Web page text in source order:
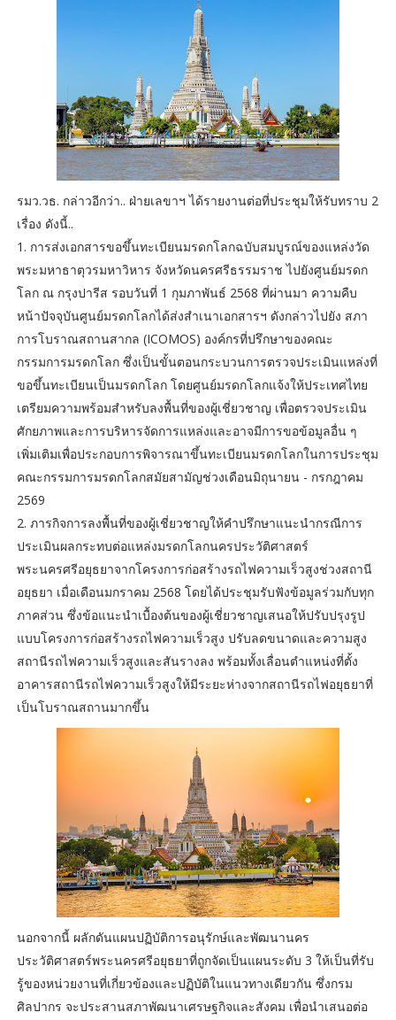
รมว.วธ. กล่าวอีกว่า.. ฝ่ายเลขาฯ ได้รายงานต่อที่ประชุมให้รับทราบ 2
เรื่อง ดังนี้..
1. การส่งเอกสารขอขึ้นทะเบียนมรดกโลกฉบับสมบูรณ์ของแหล่งวัด
พระมหาธาตุวรมหาวิหาร จังหวัดนครศรีธรรมราช ไปยังศูนย์มรดก
โลก ณ กรุงปารีส รอบวันที่ 1 กุมภาพันธ์ 2568 ที่ผ่านมา ความคืบ
หน้าปัจจุบันศูนย์มรดกโลกได้ส่งสำเนาเอกสารฯ ดังกล่าวไปยัง สภา
การโบราณสถานสากล (ICOMOS) องค์กรที่ปรึกษาของคณะ
กรรมการมรดกโลก ซึ่งเป็นขั้นตอนกระบวนการตรวจประเมินแหล่งที่
ขอขึ้นทะเบียนเป็นมรดกโลก โดยศูนย์มรดกโลกแจ้งให้ประเทศไทย
เตรียมความพร้อมสำหรับลงพื้นที่ของผู้เชี่ยวชาญ เพื่อตรวจประเมิน
ศักยภาพและการบริหารจัดการแหล่งและอาจมีการขอข้อมูลอื่น ๆ
เพิ่มเติมเพื่อประกอบการพิจารณาขึ้นทะเบียนมรดกโลกในการประชุม
คณะกรรมการมรดกโลกสมัยสามัญช่วงเดือนมิถุนายน - กรกฎาคม
2569
2. ภารกิจการลงพื้นที่ของผู้เชี่ยวชาญให้คำปรึกษาแนะนำกรณีการ
ประเมินผลกระทบต่อแหล่งมรดกโลกนครประวัติศาสตร์
พระนครศรีอยุธยาจากโครงการก่อสร้างรถไฟความเร็วสูงช่วงสถานี
อยุธยา เมื่อเดือนมกราคม 2568 โดยได้ประชุมรับฟังข้อมูลร่วมกับทุก
ภาคส่วน ซึ่งข้อแนะนำเบื้องต้นของผู้เชี่ยวชาญเสนอให้ปรับปรุงรูป
แบบโครงการก่อสร้างรถไฟความเร็วสูง ปรับลดขนาดและความสูง
สถานีรถไฟความเร็วสูงและสันรางลง พร้อมทั้งเลื่อนตำแหน่งที่ตั้ง
อาคารสถานีรถไฟความเร็วสูงให้มีระยะห่างจากสถานีรถไฟอยุธยาที่
เป็นโบราณสถานมากขึ้น
นอกจากนี้ ผลักดันแผนปฏิบัติการอนุรักษ์และพัฒนานคร
ประวัติศาสตร์พระนครศรีอยุธยาที่ถูกจัดเป็นแผนระดับ 3 ให้เป็นที่รับ
รู้ของหน่วยงานที่เกี่ยวข้องและปฏิบัติในแนวทางเดียวกัน ซึ่งกรม
ศิลปากร จะประสานสภาพัฒนาเศรษฐกิจและสังคม เพื่อนำเสนอต่อ